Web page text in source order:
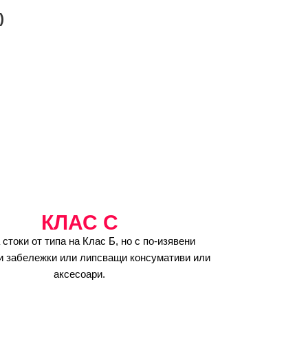
КЛАС C
стоки от типа на Клас Б, но с по-изявени
забележки или липсващи консумативи или
аксесоари.